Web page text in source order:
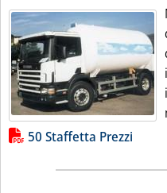
Lista allegati PDF
50 Staffetta Prezzi